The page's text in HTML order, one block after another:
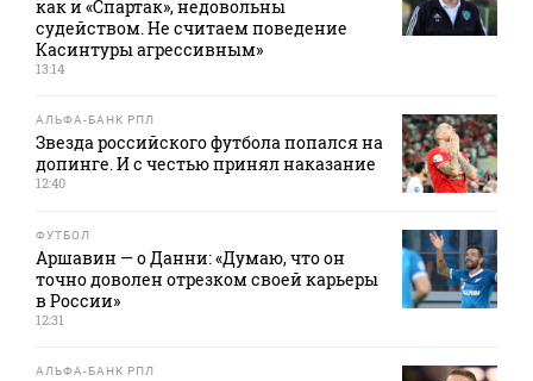
как и «Спартак», недовольны
судейством. Не считаем поведение
Касинтуры агрессивным»
13:14
АЛЬФА-БАНК РПЛ
Звезда российского футбола попался на
допинге. И с честью принял наказание
12:40
ФУТБОЛ
Аршавин — о Данни: «Думаю, что он
точно доволен отрезком своей карьеры
в России»
12:31
АЛЬФА-БАНК РПЛ